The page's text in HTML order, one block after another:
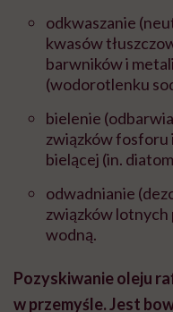
odkwaszanie
kwasów
barwników i
(wodorotlenku
bielenie
związków fosforu
bielącej (in.
odwadnianie
związków lotnych
wodną.
Pozyskiwanie oleju
w przemyśle. Jest